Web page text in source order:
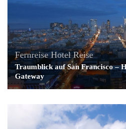
Fernreise Hotel Reise
Traumblick auf San Francisco –
Gateway